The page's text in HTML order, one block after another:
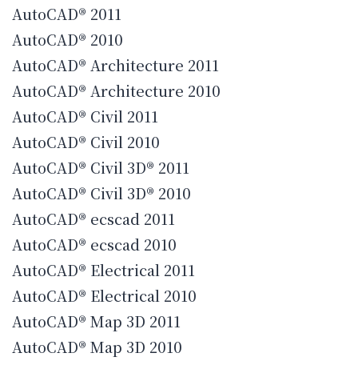
AutoCAD® 2011
AutoCAD® 2010
AutoCAD® Architecture 2011
AutoCAD® Architecture 2010
AutoCAD® Civil 2011
AutoCAD® Civil 2010
AutoCAD® Civil 3D® 2011
AutoCAD® Civil 3D® 2010
AutoCAD® ecscad 2011
AutoCAD® ecscad 2010
AutoCAD® Electrical 2011
AutoCAD® Electrical 2010
AutoCAD® Map 3D 2011
AutoCAD® Map 3D 2010